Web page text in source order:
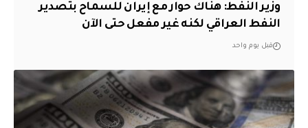
وزير النفط: هناك حوار مع إيران للسماح بتصدير
النفط العراقي لكنه غير مفعل حتى الآن
قبل يوم واحد